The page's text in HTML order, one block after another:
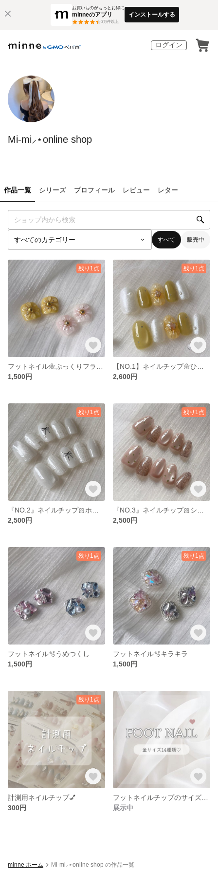
お買いものがもっとお得に
minneのアプリ
3万件以上
インストールする
ログイン
Mi-mi⸝⋆online shop
作品一覧 シリーズ プロフィール レビュー レター
すべて 販売中
残り1点
1,500円
残り1点
2,600円
残り1点
2,500円
残り1点
2,500円
残り1点
フットネイル🫧うめつくし
1,500円
残り1点
フットネイル🫧キラキラ
1,500円
残り1点
計測用ネイルチップ💅
300円
展示中
minne ホーム Mi-mi⸝⋆online shop の作品一覧